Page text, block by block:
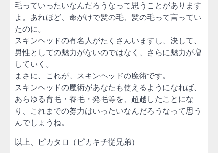
毛っていったいなんだろうなって思うことがあります
よ。あれほど、命がけで髪の毛、髪の毛って言ってい
たのに。
スキンヘッドの有名人がたくさんいますし、決して、
男性としての魅力がないのではなく、さらに魅力が増
していく。
まさに、これが、スキンヘッドの魔術です。
スキンヘッドの魔術があなたも使えるようになれば、
あらゆる育毛・養毛・発毛等を、超越したことにな
り、これまでの努力はいったいなんだろうなって思う
んでしょうね。
以上、ピカタロ（ピカキチ従兄弟）